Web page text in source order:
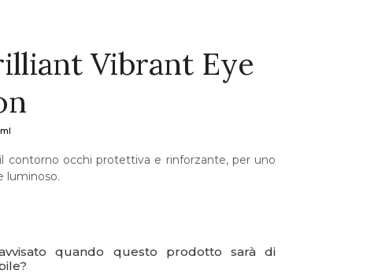
Vibrant Eye
contorno occhi protettiva e rinforzante, per uno
luminoso.
quando questo prodotto sarà di